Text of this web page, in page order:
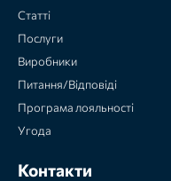
Статті
Послуги
Виробники
Питання/Відповіді
Програма лояльності
Угода
Контакти